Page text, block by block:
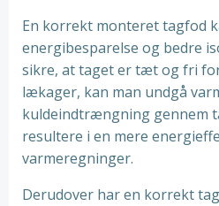
En korrekt monteret tagfod
energibesparelse og bedre
sikre, at taget er tæt og fri
lækager, kan man undgå
kuldeindtrængning gennem
resultere i en mere
varmeregninger.
Derudover har en korrekt